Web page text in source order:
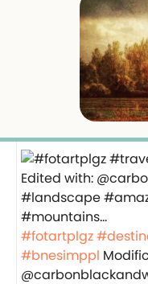
#fotartplgz
#bnesimppl